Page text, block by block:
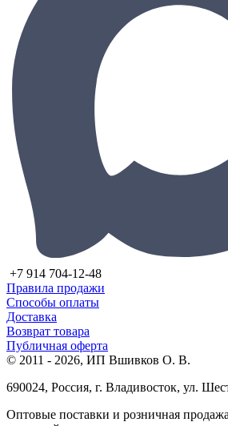
+7 914 704-12-48
Правила продажи
Способы оплаты
Доставка
Возврат товара
Публичная оферта
© 2011 - 2026, ИП Вшивков О. В.
690024, Россия, г. Владивосток, ул.
Оптовые поставки и розничная